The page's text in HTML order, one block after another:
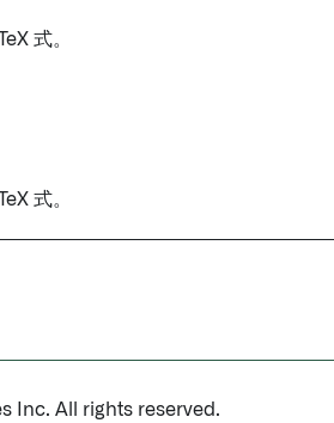
式。
式。
Inc. All rights reserved.